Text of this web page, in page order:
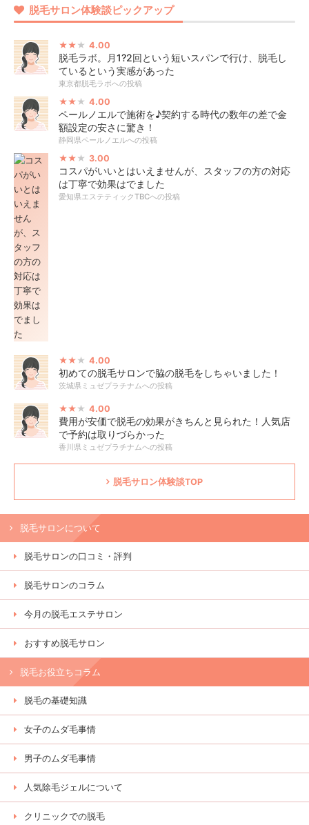
脱毛サロン体験談ピックアップ
4.00
脱毛ラボ。月1?2回という短いスパンで行け、脱毛し
ているという実感があった
東京都脱毛ラボへの投稿
4.00
ペールノエルで施術を♪契約する時代の数年の差で金
額設定の安さに驚き！
静岡県ペールノエルへの投稿
3.00
コスパがいいとはいえませんが、スタッフの方の対応
は丁寧で効果はでました
愛知県エステティックTBCへの投稿
4.00
初めての脱毛サロンで脇の脱毛をしちゃいました！
茨城県ミュゼプラチナムへの投稿
4.00
費用が安価で脱毛の効果がきちんと見られた！人気店
で予約は取りづらかった
香川県ミュゼプラチナムへの投稿
脱毛サロン体験談TOP
脱毛サロンについて
脱毛サロンの口コミ・評判
脱毛サロンのコラム
今月の脱毛エステサロン
おすすめ脱毛サロン
脱毛お役立ちコラム
脱毛の基礎知識
女子のムダ毛事情
男子のムダ毛事情
人気除毛ジェルについて
クリニックでの脱毛